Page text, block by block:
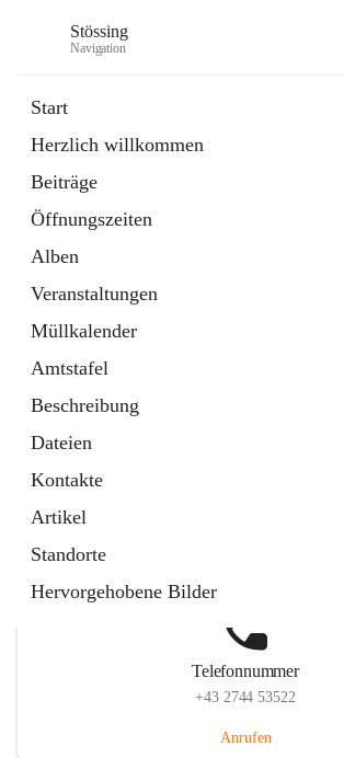
Stössing
Navigation
Start
Herzlich willkommen
Beiträge
Öffnungszeiten
Alben
Veranstaltungen
Müllkalender
Amtstafel
Beschreibung
Dateien
Kontakte
Artikel
Standorte
Hervorgehobene Bilder
Datei
in
Tab
Kindergarten
öffnet
in
neuem
Tab
Telefonnummer
+43 2744 53522
Anrufen